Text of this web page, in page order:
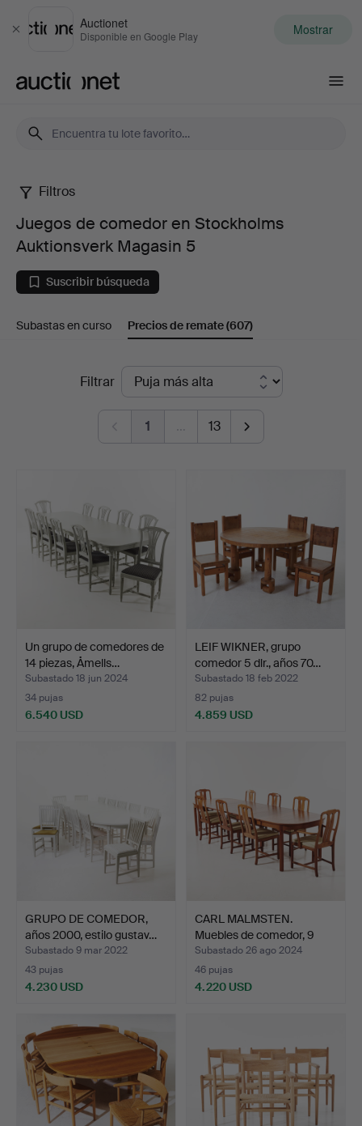
Cerrar
Auctionet
Disponible en Google Play Mostrar
Juegos
de
comedor
en
Auktionsverk
Magasin
Filtros
Juegos de comedor en Stockholms
Auktionsverk Magasin 5
Suscribir búsqueda
Subastas en curso Precios de remate(607)
Filtrar
1 … 13
Un grupo de comedores de
14 piezas, Åmells…
Subastado 18 jun 2024
34 pujas
6.540 USD
LEIF WIKNER, grupo
comedor 5 dlr., años 70…
Subastado 18 feb 2022
82 pujas
4.859 USD
GRUPO DE COMEDOR,
años 2000, estilo gustav…
Subastado 9 mar 2022
43 pujas
4.230 USD
CARL MALMSTEN.
Muebles de comedor, 9
dormi…
Subastado 26 ago 2024
46 pujas
4.220 USD